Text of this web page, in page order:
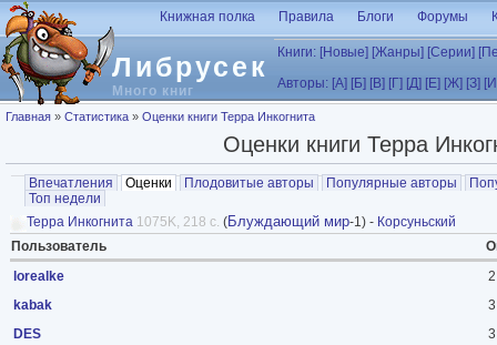
Перейти к основному содержанию
Либрусек
Много книг
Книжная полка Правила Блоги Форумы
Книги: [Новые] [Жанры] [Серии]
Авторы: [А] [Б] [В] [Г] [Д] [Е] [Ж] [З]
Вы здесь
Главная » Статистика » Оценки книги Терра Инкогнита
Оценки книги Терра
Главные вкладки
Впечатления Оценки (активная вкладка)
Плодовитые авторы Популярные авторы
Топ недели
Терра Инкогнита 1075K, 218 с. (Блуждающий мир-1) - Корсуньский
Пользователь
lorealke
2
kabak
3
DES
3